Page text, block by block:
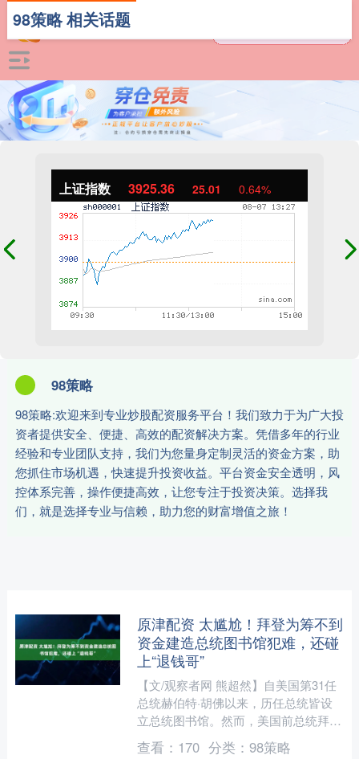
上证指数 3925.36 25.01 0.64%
98策略
98策略:欢迎来到专业炒股配资服务平台！我们致力于为广大投
资者提供安全、便捷、高效的配资解决方案。凭借多年的行业
经验和专业团队支持，我们为您量身定制灵活的资金方案，助
您抓住市场机遇，快速提升投资收益。平台资金安全透明，风
控体系完善，操作便捷高效，让您专注于投资决策。选择我
们，就是选择专业与信赖，助力您的财富增值之旅！
98策略 相关话题
原津配资 太尴尬！拜登为筹不到
资金建造总统图书馆犯难，还碰
上“退钱哥”
【文/观察者网 熊超然】自美国第31任
总统赫伯特·胡佛以来，历任总统皆设
立总统图书馆。然而，美国前总统拜
登，如今在老家特拉华州遇到了尴尬
查看： 170 分类： 98策略